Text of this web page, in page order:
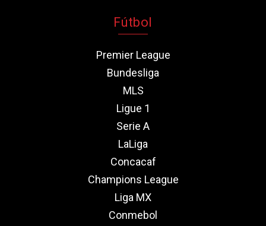
Fútbol
Premier League
Bundesliga
MLS
Ligue 1
Serie A
LaLiga
Concacaf
Champions League
Liga MX
Conmebol